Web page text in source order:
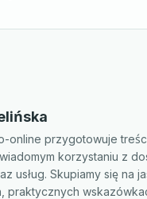
online przygotowuje
korzystaniu z
usług. Skupiamy się na
praktycznych